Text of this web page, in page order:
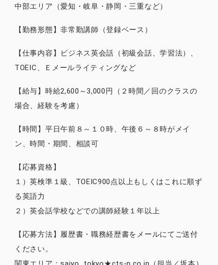
中部エリア（愛知・岐阜・静岡・三重など）
【勤務形態】非常勤講師（登録ベース）
【仕事内容】ビジネス英会話（初級会話、学習法）、
TOEIC、Ｅメールライティングなど
【給与】時給2,600～3,000円（２時間／回のクラスの
場合、経験を考慮）
【時間】平日午前８～１０時、午後６～８時がメイ
ン、時間・期間、相談可
【応募資格】
１）英検準１級、TOEIC900点以上もしくはこれに順ず
る英語力
２）英会話学校などでの講師経験１年以上
【応募方法】履歴書・職務経歴書をメールにてご送付
ください。